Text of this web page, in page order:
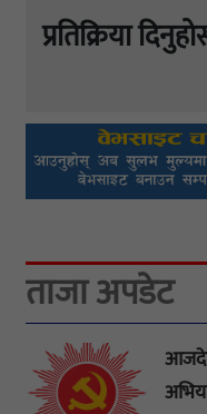
प्रतिक्रिया
ताजा अपडेट